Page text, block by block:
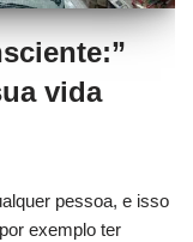
vida
pessoa, e isso
exemplo ter